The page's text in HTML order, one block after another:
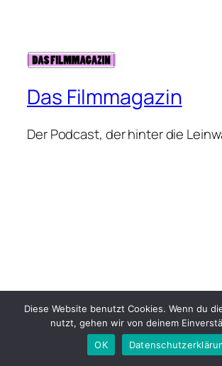
Das Filmmagazin
Der Podcast, der hinter die
Diese Website benutzt Cookies. Wenn du
nutzt, gehen wir von deinem
OK